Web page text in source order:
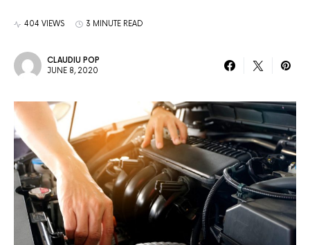
404 VIEWS 3 MINUTE READ
CLAUDIU POP
JUNE 8, 2020